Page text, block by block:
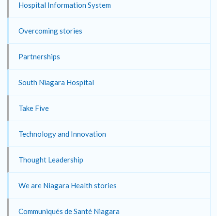
Hospital Information System
Overcoming stories
Partnerships
South Niagara Hospital
Take Five
Technology and Innovation
Thought Leadership
We are Niagara Health stories
Communiqués de Santé Niagara